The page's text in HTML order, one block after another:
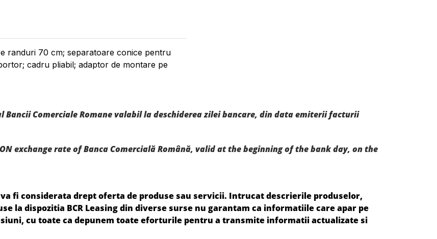
randuri 70 cm; separatoare conice pentru
cadru pliabil; adaptor de montare pe
Bancii Comerciale Romane valabil la deschiderea zilei bancare, din data emiterii facturii
exchange rate of Banca Comercială Română, valid at the beginning of the bank day, on the
fi considerata drept oferta de produse sau servicii. Intrucat descrierile produselor,
la dispozitia BCR Leasing din diverse surse nu garantam ca informatiile care apar pe
cu toate ca depunem toate eforturile pentru a transmite informatii actualizate si